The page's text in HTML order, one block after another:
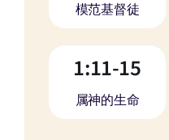
模范基督徒
1:11-15
属神的生命